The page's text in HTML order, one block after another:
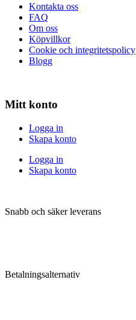
Kontakta oss
FAQ
Om oss
Köpvillkor
Cookie och integritetspolicy
Blogg
Mitt konto
Logga in
Skapa konto
Logga in
Skapa konto
Snabb och säker leverans
Betalningsalternativ